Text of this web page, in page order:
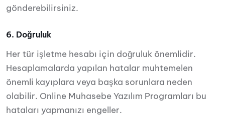
gönderebilirsiniz.
6. Doğruluk
Her tür işletme hesabı için doğruluk önemlidir.
Hesaplamalarda yapılan hatalar muhtemelen
önemli kayıplara veya başka sorunlara neden
olabilir. Online Muhasebe Yazılım Programları bu
hataları yapmanızı engeller.